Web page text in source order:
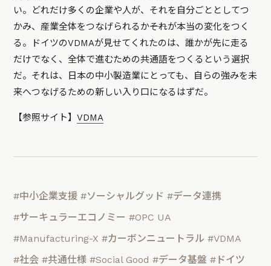
い。どれだけ多くの企業や人が、それを自分ごととしてつ
かみ、産業全体をつなげられるか――それが本当の変化をつく
る。ドイツのVDMAが見せてくれたのは、誰かが先に走る
だけでなく、全体で進むための共通語をつくるという選択
だ。それは、日本の中小製造業にとっても、自らの強みを未
来へつなげるための新しい入り口になるはずだ。
【参照サイト】VDMA
#中小企業支援 #ソーシャルグッド #データ連携
#サーキュラーエコノミー #OPC UA
#Manufacturing-X #カーボンニュートラル #VDMA
#社会 #共通仕様 #Social Good #データ基盤 #ドイツ